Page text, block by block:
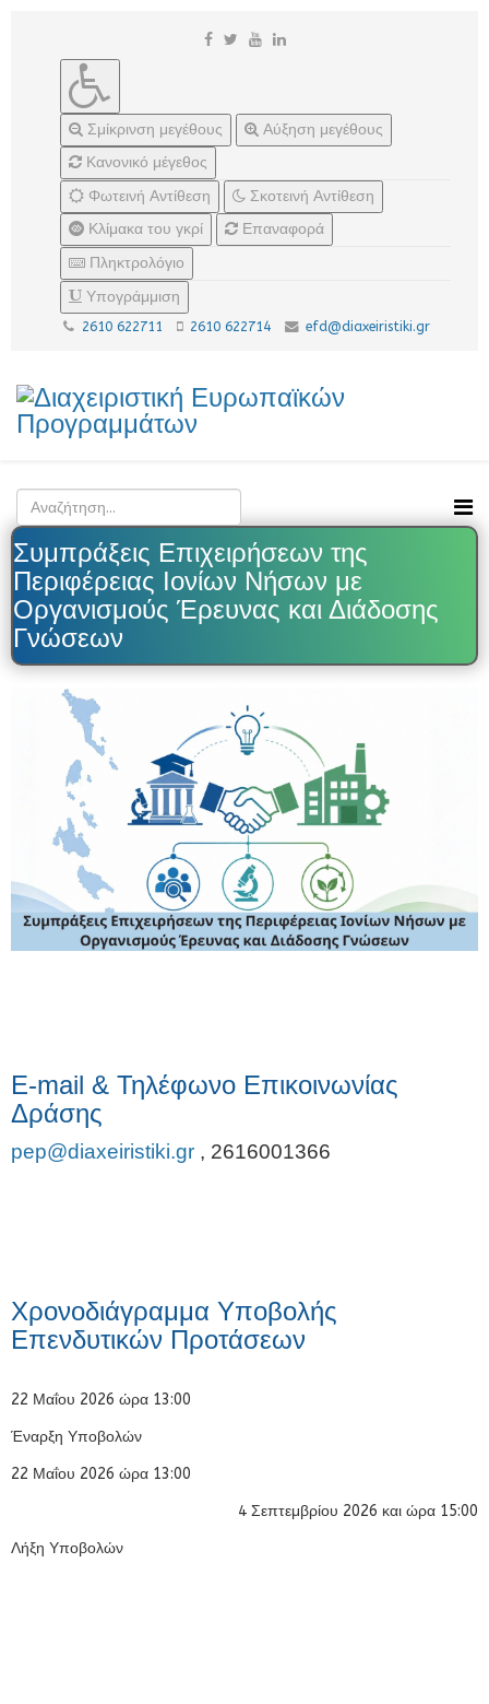
Σμίκρινση μεγέθους
Αύξηση μεγέθους
Κανονικό μέγεθος
Φωτεινή Αντίθεση
Σκοτεινή Αντίθεση
Κλίμακα του γκρί
Επαναφορά
Πληκτρολόγιο
Υπογράμμιση
2610 622711 2610 622714 efd@diaxeiristiki.gr
Συμπράξεις Επιχειρήσεων της
Περιφέρειας Ιονίων Νήσων με
Οργανισμούς Έρευνας και Διάδοσης
Γνώσεων
E-mail & Τηλέφωνο Επικοινωνίας
Δράσης
pep@diaxeiristiki.gr , 2616001366
Χρονοδιάγραμμα Υποβολής
Επενδυτικών Προτάσεων
22 Μαΐου 2026 ώρα 13:00
Έναρξη Υποβολών
22 Μαΐου 2026 ώρα 13:00
4 Σεπτεμβρίου 2026 και ώρα 15:00
Λήξη Υποβολών